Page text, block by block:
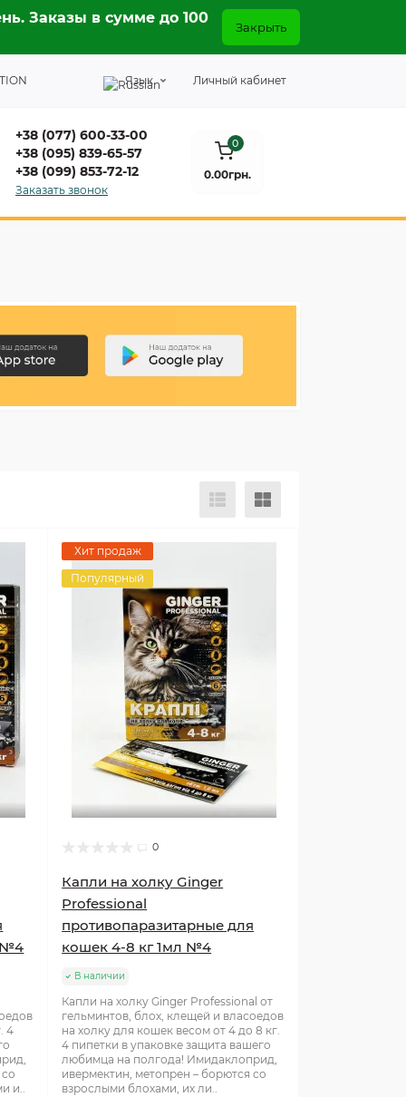
Заказы в сумме до 100
Закрыть
Язык Личный кабинет
+38 (077) 600-33-00
+38 (095) 839-65-57
+38 (099) 853-72-12
Заказать звонок
0
0.00грн.
№4
4
и..
Хит продаж
Популярный
0
Капли на холку Ginger
Professional
противопаразитарные для
кошек 4-8 кг 1мл №4
В наличии
Капли на холку Ginger Professional от
гельминтов, блох, клещей и власоедов
на холку для кошек весом от 4 до 8 кг.
4 пипетки в упаковке защита вашего
любимца на полгода! Имидаклоприд,
ивермектин, метопрен – борются со
взрослыми блохами, их ли..